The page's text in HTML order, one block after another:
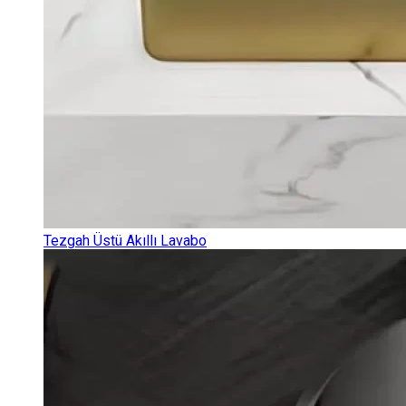
Tezgah Üstü Akıllı Lavabo